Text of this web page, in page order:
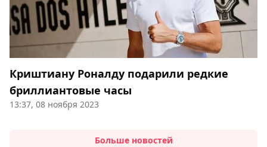
Криштиану Роналду подарили редкие
бриллиантовые часы
13:37, 08 ноября 2023
Больше новостей